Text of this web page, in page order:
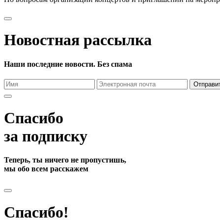
Новостная рассылка
Наши последние новости. Без спама
Спасибо
за подписку
Теперь, ты ничего не пропустишь,
мы обо всем расскажем
Спасибо!